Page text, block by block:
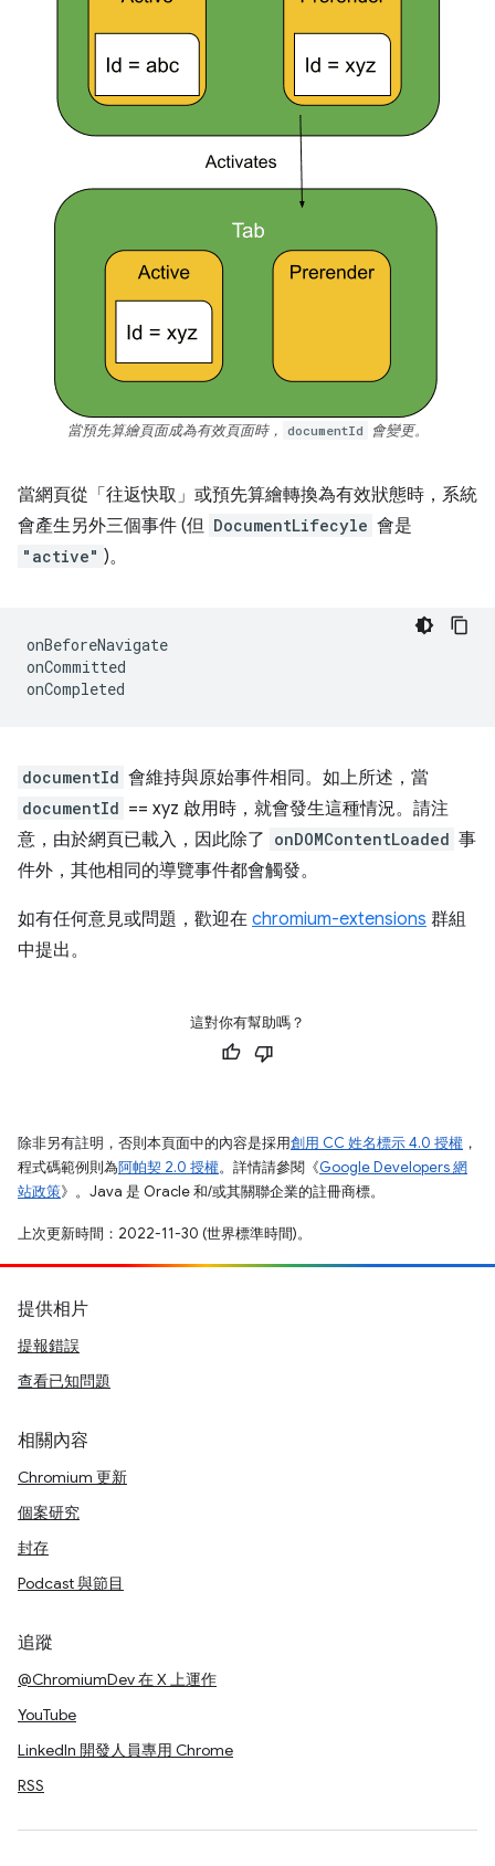
當預先算繪頁面成為有效頁面時， documentId 會變更。
當網頁從「往返快取」或預先算繪轉換為有效狀態時，系統
會產生另外三個事件 (但 DocumentLifecyle 會是
"active" )。
onBeforeNavigate
onCommitted
onCompleted
documentId 會維持與原始事件相同。如上所述，當
documentId == xyz 啟用時，就會發生這種情況。請注
意，由於網頁已載入，因此除了 onDOMContentLoaded 事
件外，其他相同的導覽事件都會觸發。
如有任何意見或問題，歡迎在 chromium-extensions 群組
中提出。
這對你有幫助嗎？
除非另有註明，否則本頁面中的內容是採用創用 CC 姓名標示 4.0 授權 ，
程式碼範例則為阿帕契 2.0 授權。詳情請參閱《Google Developers 網
站政策》。Java 是 Oracle 和/或其關聯企業的註冊商標。
上次更新時間：2022-11-30 (世界標準時間)。
提供相片
提報錯誤
查看已知問題
相關內容
Chromium 更新
個案研究
封存
Podcast 與節目
追蹤
@ChromiumDev 在 X 上運作
YouTube
LinkedIn 開發人員專用 Chrome
RSS